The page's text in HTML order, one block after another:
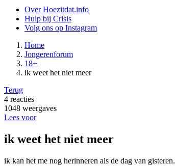
Over Hoezitdat.info
Hulp bij Crisis
Volg ons op Instagram
Home
Jongerenforum
18+
ik weet het niet meer
Terug
4 reacties
1048 weergaves
Lees voor
ik weet het niet meer
ik kan het me nog herinneren als de dag van gisteren.